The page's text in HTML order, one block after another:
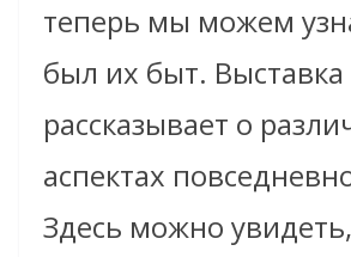
теперь мы можем
был их быт. Выставка
рассказывает о
аспектах
Здесь можно